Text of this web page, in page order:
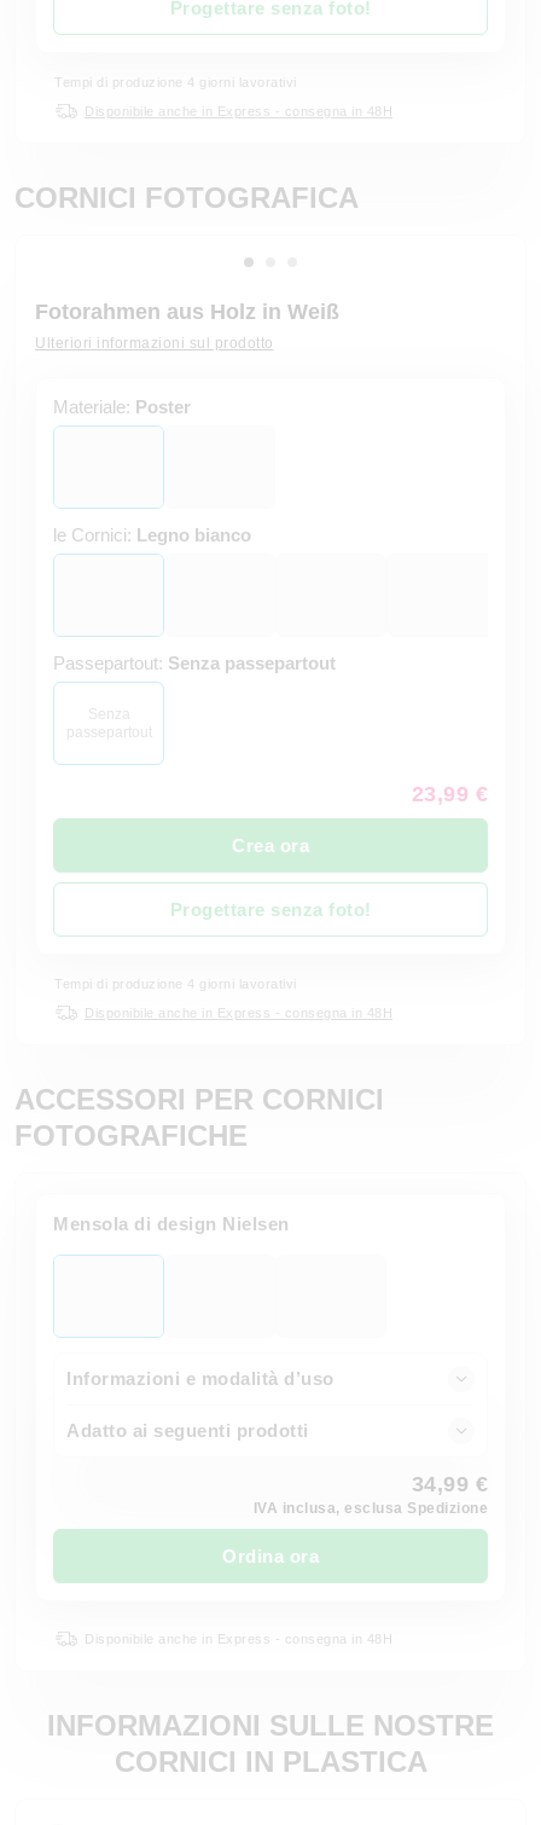
Progettare senza foto!
Tempi di produzione 4 giorni lavorativi
Disponibile anche in Express - consegna in 48H
CORNICI FOTOGRAFICA
Fotorahmen aus Holz in Weiß
Ulteriori informazioni sul prodotto
Materiale: Poster
le Cornici: Legno bianco
Passepartout: Senza passepartout
Senza
passepartout
23,99 €
Crea ora
Progettare senza foto!
Tempi di produzione 4 giorni lavorativi
Disponibile anche in Express - consegna in 48H
ACCESSORI PER CORNICI
FOTOGRAFICHE
Mensola di design Nielsen
Informazioni e modalità d’uso
Adatto ai seguenti prodotti
34,99 €
IVA inclusa, esclusa Spedizione
Ordina ora
Disponibile anche in Express - consegna in 48H
INFORMAZIONI SULLE NOSTRE
CORNICI IN PLASTICA